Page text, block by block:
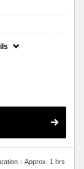
ロスケアの施術
額です
：Approx. 1 hrs